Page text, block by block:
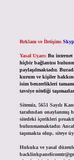
Reklam ve İletişim:
Yasal Uyarı: Bu internet
hiçbir bağlantısı
paylaşılmaktadır.
kurum ve kişiler
isim benzerlikleri
tavsiye niteliği
Sitemiz, 5651 Sayılı
tarafından onaylanmış
sitedeki içerikleri
bulunmamaktadır.
taşımakta olup, siteye
Hukuka ve yasal